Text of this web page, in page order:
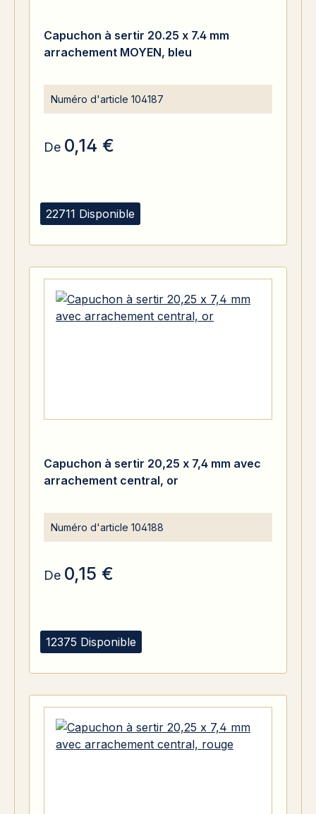
22711 Disponible
Capuchon à sertir 20.25 x 7.4 mm
arrachement MOYEN, bleu
Numéro d'article 104187
De 0,14 €
12375 Disponible
Capuchon à sertir 20,25 x 7,4 mm avec
arrachement central, or
Numéro d'article 104188
De 0,15 €